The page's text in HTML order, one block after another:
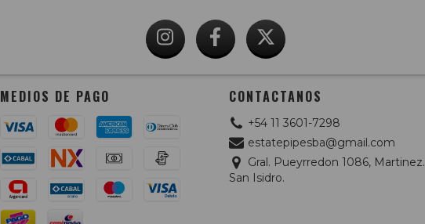
MEDIOS DE PAGO CONTACTANOS
+54 11 3601-7298
estatepipesba@gmail.com
Gral. Pueyrredon 1086, Martinez.
San Isidro.